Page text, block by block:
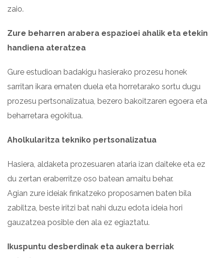
zaio.
Zure beharren arabera espazioei ahalik eta etekin
handiena ateratzea
Gure estudioan badakigu hasierako prozesu honek
sarritan ikara ematen duela eta horretarako sortu dugu
prozesu pertsonalizatua, bezero bakoitzaren egoera eta
beharretara egokitua.
Aholkularitza tekniko pertsonalizatua
Hasiera, aldaketa prozesuaren ataria izan daiteke eta ez
du zertan eraberritze oso batean amaitu behar.
Agian zure ideiak finkatzeko proposamen baten bila
zabiltza, beste iritzi bat nahi duzu edota ideia hori
gauzatzea posible den ala ez egiaztatu.
Ikuspuntu desberdinak eta aukera berriak